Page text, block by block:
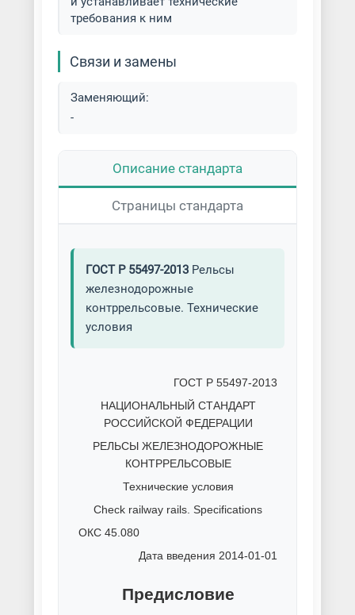
требования к ним
Связи и замены
Заменяющий:
-
Описание стандарта
Страницы стандарта
ГОСТ Р 55497-2013Рельсы
железнодорожные
контррельсовые. Технические
условия